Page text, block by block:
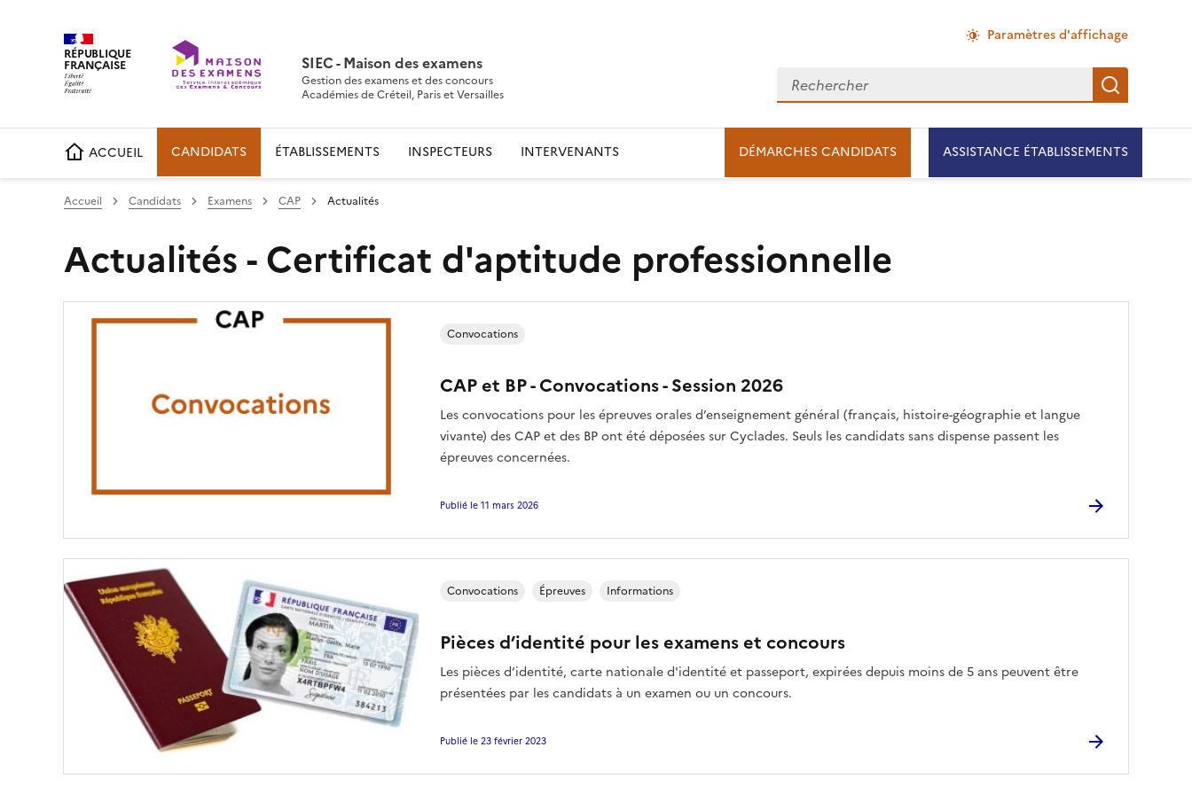
RÉPUBLIQUE
FRANÇAISE SIEC - Maison des examens
Gestion des examens et des concours
Académies de Créteil, Paris et Versailles
Paramètres d'affichage
Rechercher
ACCUEIL CANDIDATS ÉTABLISSEMENTS INSPECTEURS INTERVENANTS DÉMARCHES CANDIDATS ASSISTANCE ÉTABLISSEMENTS
Accueil Candidats Examens CAP Actualités
Actualités - Certificat d'aptitude professionnelle
CAP et BP - Convocations - Session 2026
Les convocations pour les épreuves orales d’enseignement général (français, histoire-géographie et langue
vivante) des CAP et des BP ont été déposées sur Cyclades. Seuls les candidats sans dispense passent les
épreuves concernées.
Convocations
Publié le 11 mars 2026
Pièces d’identité pour les examens et concours
Les pièces d’identité, carte nationale d'identité et passeport, expirées depuis moins de 5 ans peuvent être
présentées par les candidats à un examen ou un concours.
Convocations Épreuves Informations
Publié le 23 février 2023